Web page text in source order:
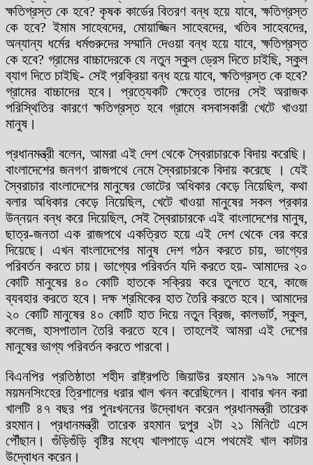
ক্ষতিগ্রস্ত কে হবে? কৃষক কার্ডের বিতরণ বন্ধ হয়ে যাবে, ক্ষতিগ্রস্ত
কে হবে? ইমাম সাহেবদের, মোয়াজ্জিন সাহেবদের, খতিব সাহেবদের,
অন্যান্য ধর্মের ধর্মগুরুদের সম্মানি দেওয়া বন্ধ হয়ে যাবে, ক্ষতিগ্রস্ত
কে হবে? গ্রামের বাচ্চাদেরকে যে নতুন স্কুল ড্রেস দিতে চাইছি, স্কুল
ব্যাগ দিতে চাইছি- সেই প্রক্রিয়া বন্ধ হয়ে যাবে, ক্ষতিগ্রস্ত কে হবে?
গ্রামের বাচ্চাদের হবে। প্রত্যেকটি ক্ষেত্রে তাদের সেই অরাজক
পরিস্থিতির কারণে ক্ষতিগ্রস্ত হবে গ্রামে বসবাসকারী খেটে খাওয়া
মানুষ।
প্রধানমন্ত্রী বলেন, আমরা এই দেশ থেকে স্বৈরাচারকে বিদায় করেছি।
বাংলাদেশের জনগণ রাজপথে নেমে স্বৈরাচারকে বিদায় করেছে । যেই
স্বৈরাচার বাংলাদেশের মানুষের ভোটের অধিকার কেড়ে নিয়েছিল, কথা
বলার অধিকার কেড়ে নিয়েছিল, খেটে খাওয়া মানুষের সকল প্রকার
উন্নয়ন বন্ধ করে দিয়েছিল, সেই স্বৈরাচারকে এই বাংলাদেশের মানুষ,
ছাত্র-জনতা এক রাজপথে একত্রিত হয়ে এই দেশ থেকে বের করে
দিয়েছে। এখন বাংলাদেশের মানুষ দেশ গঠন করতে চায়, ভাগ্যের
পরিবর্তন করতে চায়। ভাগ্যের পরিবর্তন যদি করতে হয়- আমাদের ২০
কোটি মানুষের ৪০ কোটি হাতকে সক্রিয় করে তুলতে হবে, কাজে
ব্যবহার করতে হবে। দক্ষ শ্রমিকের হাত তৈরি করতে হবে। আমাদের
২০ কোটি মানুষের ৪০ কোটি হাত দিয়ে নতুন ব্রিজ, কালভার্ট, স্কুল,
কলেজ, হাসপাতাল তৈরি করতে হবে। তাহলেই আমরা এই দেশের
মানুষের ভাগ্য পরিবর্তন করতে পারবো।
বিএনপির প্রতিষ্ঠাতা শহীদ রাষ্ট্রপতি জিয়াউর রহমান ১৯৭৯ সালে
ময়মনসিংহের ত্রিশালের ধরার খাল খনন করেছিলেন। বাবার খনন করা
খালটি ৪৭ বছর পর পুনঃখননের উদ্বোধন করেন প্রধানমন্ত্রী তারেক
রহমান। প্রধানমন্ত্রী তারেক রহমান দুপুর ২টা ২১ মিনিটে এসে
পৌঁছান। গুঁড়িগুঁড়ি বৃষ্টির মধ্যে খালপাড়ে এসে পথমেই খাল কাটার
উদ্বোধন করেন।